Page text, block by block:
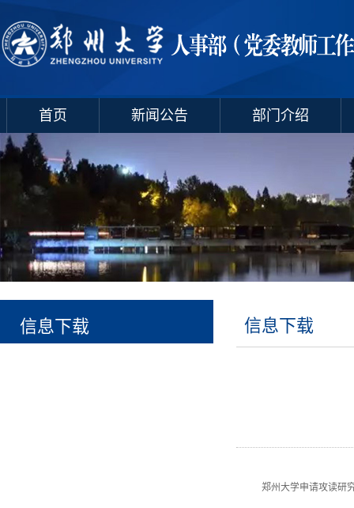
首页 新闻公告 部门介绍
信息下载 信息下载
郑州大学申请攻读研